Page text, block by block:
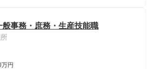
般事務・庶務・生産技能職
円